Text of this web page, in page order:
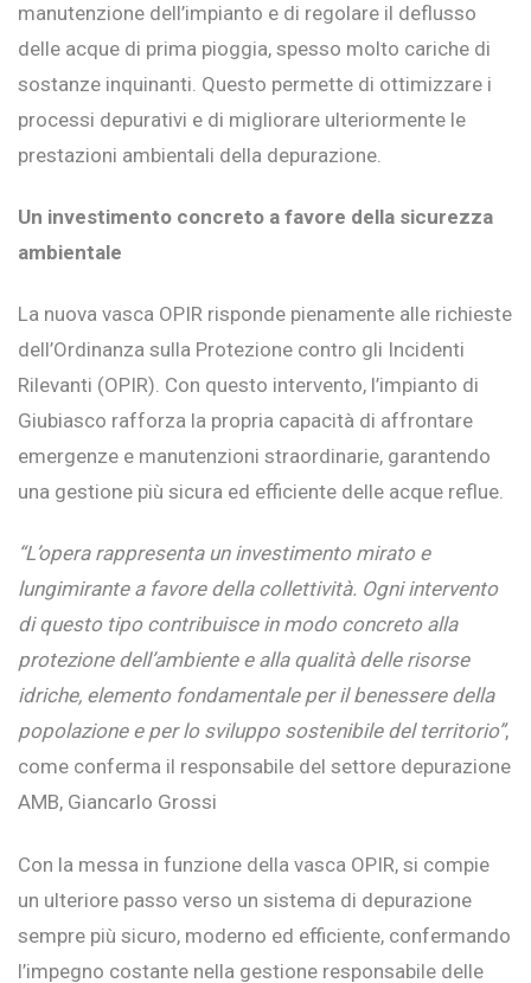
manutenzione dell’impianto e di regolare il deflusso
delle acque di prima pioggia, spesso molto cariche di
sostanze inquinanti. Questo permette di ottimizzare i
processi depurativi e di migliorare ulteriormente le
prestazioni ambientali della depurazione.
Un investimento concreto a favore della sicurezza
ambientale
La nuova vasca OPIR risponde pienamente alle richieste
dell’Ordinanza sulla Protezione contro gli Incidenti
Rilevanti (OPIR). Con questo intervento, l’impianto di
Giubiasco rafforza la propria capacità di affrontare
emergenze e manutenzioni straordinarie, garantendo
una gestione più sicura ed efficiente delle acque reflue.
“L’opera rappresenta un investimento mirato e
lungimirante a favore della collettività. Ogni intervento
di questo tipo contribuisce in modo concreto alla
protezione dell’ambiente e alla qualità delle risorse
idriche, elemento fondamentale per il benessere della
popolazione e per lo sviluppo sostenibile del territorio”,
come conferma il responsabile del settore depurazione
AMB, Giancarlo Grossi
Con la messa in funzione della vasca OPIR, si compie
un ulteriore passo verso un sistema di depurazione
sempre più sicuro, moderno ed efficiente, confermando
l’impegno costante nella gestione responsabile delle